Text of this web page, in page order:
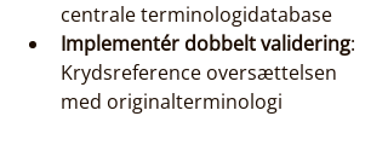
centrale terminologidatabase
Implementér dobbelt validering:
Krydsreference oversættelsen
med originalterminologi